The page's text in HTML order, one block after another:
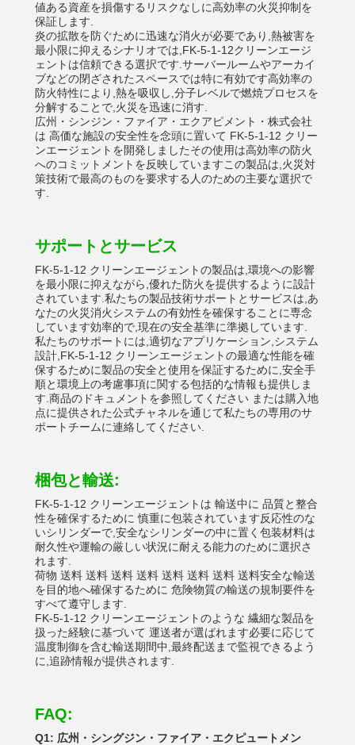
値ある資産を損傷するリスクなしに高効率の火災抑制を
保証します.
炎の拡散を防ぐために迅速な消火が必要であり,熱被害を
最小限に抑えるシナリオでは,FK-5-1-12クリーンエージ
ェントは信頼できる選択です.サーバールームやアーカイ
ブなどの閉ざされたスペースでは特に有効です高効率の
防火特性により,熱を吸収し,分子レベルで燃焼プロセスを
分解することで,火災を迅速に消す.
広州・シンジン・ファイア・エクアピメント・株式会社
は 高価な施設の安全性を念頭に置いて FK-5-1-12 クリー
ンエージェントを開発しましたその使用は高効率の防火
へのコミットメントを反映していますこの製品は,火災対
策技術で最高のものを要求する人のための主要な選択で
す.
サポートとサービス
FK-5-1-12 クリーンエージェントの製品は,環境への影響
を最小限に抑えながら,優れた防火を提供するように設計
されています.私たちの製品技術サポートとサービスは,あ
なたの火災消火システムの有効性を確保することに専念
しています効率的で,現在の安全基準に準拠しています.
私たちのサポートには,適切なアプリケーション,システム
設計,FK-5-1-12 クリーンエージェントの最適な性能を確
保するために製品の安全と使用を保証するために,安全手
順と環境上の考慮事項に関する包括的な情報も提供しま
す.商品のドキュメントを参照してください または購入地
点に提供された公式チャネルを通じて私たちの専用のサ
ポートチームに連絡してください.
梱包と輸送:
FK-5-1-12 クリーンエージェントは 輸送中に 品質と整合
性を確保するために 慎重に包装されています反応性のな
いシリンダーで,安全なシリンダーの中に置く包装材料は
耐久性や運輸の厳しい状況に耐える能力のために選択さ
れます.
荷物 送料 送料 送料 送料 送料 送料 送料 送料安全な輸送
を目的地へ確保するために 危険物質の輸送の規制要件を
すべて遵守します.
FK-5-1-12 クリーンエージェントのような 繊細な製品を
扱った経験に基づいて 運送者が選ばれます必要に応じて
温度制御を含む輸送期間中,最終配送まで監視できるよう
に,追跡情報が提供されます.
FAQ:
Q1: 広州・シングジン・ファイア・エクピュートメン